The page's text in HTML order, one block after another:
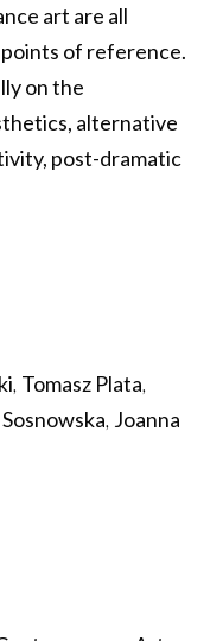
art are all
of reference.
on the
alternative
post-dramatic
, Tomasz Plata,
, Joanna